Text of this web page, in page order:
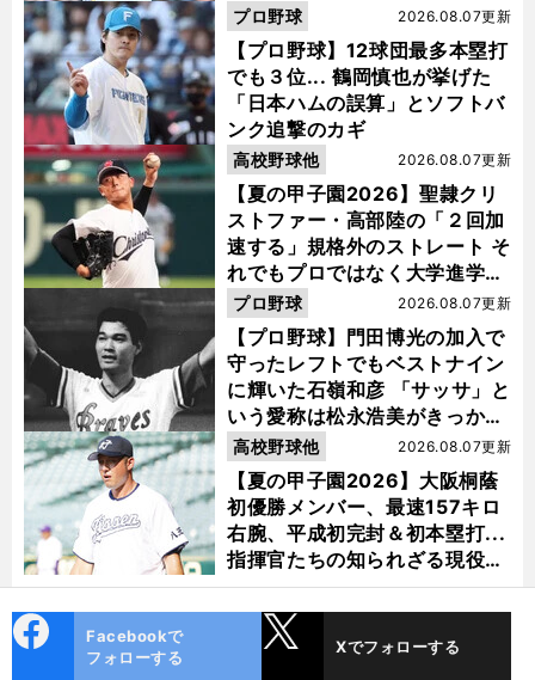
【プロ野球】12球団最多本塁打
でも３位... 鶴岡慎也が挙げた
「日本ハムの誤算」とソフトバ
ンク追撃のカギ
2026.08.07更新
プロ野球
【夏の甲子園2026】聖隷クリ
ストファー・高部陸の「２回加
速する」規格外のストレート そ
れでもプロではなく大学進学を
選ぶ理由
2026.08.07更新
高校野球他
【プロ野球】門田博光の加入で
守ったレフトでもベストナイン
に輝いた石嶺和彦 「サッサ」と
いう愛称は松永浩美がきっか
け？
2026.08.07更新
プロ野球
【夏の甲子園2026】大阪桐蔭
初優勝メンバー、最速157キロ
右腕、平成初完封＆初本塁打...
指揮官たちの知られざる現役時
代
2026.08.07更新
高校野球他
ok
Facebookで
フォローする
Xでフォローする